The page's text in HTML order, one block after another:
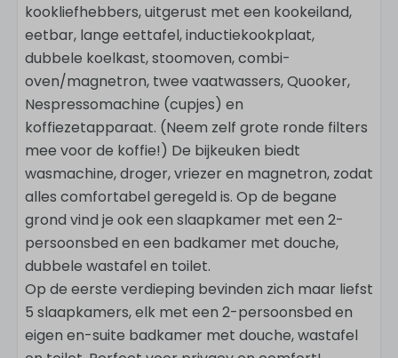
kookliefhebbers, uitgerust met een kookeiland,
eetbar, lange eettafel, inductiekookplaat,
dubbele koelkast, stoomoven, combi-
oven/magnetron, twee vaatwassers, Quooker,
Nespressomachine (cupjes) en
koffiezetapparaat. (Neem zelf grote ronde filters
mee voor de koffie!) De bijkeuken biedt
wasmachine, droger, vriezer en magnetron, zodat
alles comfortabel geregeld is. Op de begane
grond vind je ook een slaapkamer met een 2-
persoonsbed en een badkamer met douche,
dubbele wastafel en toilet.
Op de eerste verdieping bevinden zich maar liefst
5 slaapkamers, elk met een 2-persoonsbed en
eigen en-suite badkamer met douche, wastafel